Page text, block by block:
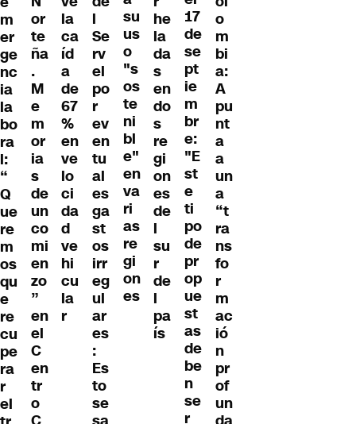
m
er
ge
nc
ia
la
bo
ra
l:
“
Q
ue
re
m
os
qu
e
re
cu
pe
ra
r
el
or
te
ña
.
M
e
m
or
ia
s
de
un
co
mi
en
zo
”
en
el
C
en
tr
o
la
ca
íd
a
de
67
%
en
ve
lo
ci
da
d
ve
hi
cu
la
r
l
Se
rv
el
po
r
ev
en
tu
al
es
ga
st
os
irr
eg
ul
ar
es
:
Es
to
se
su
us
o
"s
os
te
ni
bl
e"
en
va
ri
as
re
gi
on
es
he
la
da
s
en
do
s
re
gi
on
es
de
l
su
r
de
l
pa
ís
17
de
se
pt
ie
m
br
e:
"E
st
e
ti
po
de
pr
op
ue
st
as
de
be
n
se
r
o
m
bi
a:
A
pu
nt
a
a
un
a
“t
ra
ns
fo
r
m
ac
ió
n
pr
of
un